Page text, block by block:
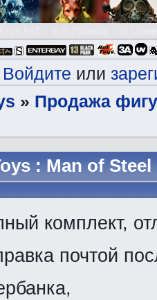
Войдите или
» Продажа
: Man of Steel
комплект,
почтой